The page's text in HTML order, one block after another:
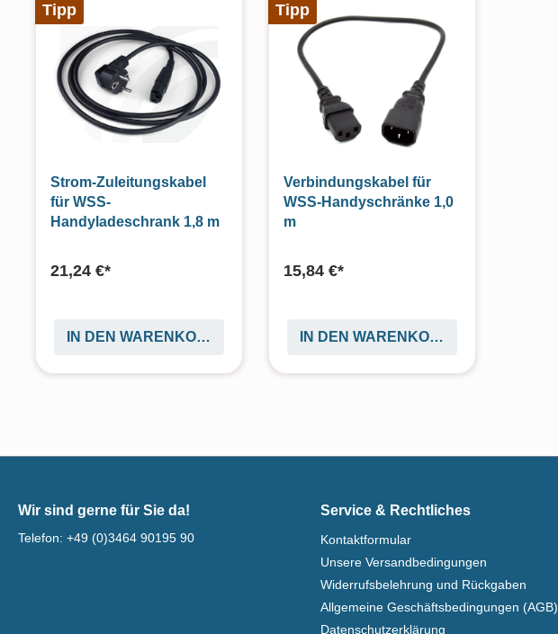
Tipp
Strom-Zuleitungskabel
für WSS-
Handyladeschrank 1,8 m
21,24 €*
IN DEN WARENKORB
Tipp
Verbindungskabel für
WSS-Handyschränke 1,0
m
15,84 €*
IN DEN WARENKORB
Wir sind gerne für Sie da!
Telefon: +49 (0)3464 90195 90
Service & Rechtliches
Kontaktformular
Unsere Versandbedingungen
Widerrufsbelehrung und Rückgaben
Allgemeine Geschäftsbedingungen (AGB)
Datenschutzerklärung